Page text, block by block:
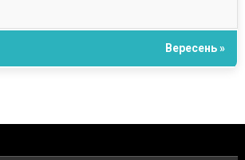
Вересень »